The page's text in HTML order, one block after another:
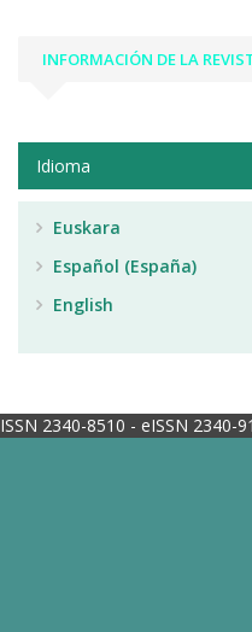
INFORMACIÓN DE LA
Idioma
Euskara
Español (España)
English
ISSN 2340-8510 - eISSN 2340-